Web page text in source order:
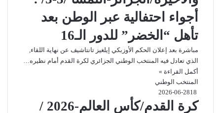
أجواء احتفالية عبر الوطن بعد
تأهل “الخضر” للدور الـ16
مباشرة بعد إعلان الحكم الأوزبكي إيلغيز تانتاشيف عن نهاية اللقاء,
الذي تعادل فيه المنتخب الوطني الجزائري لكرة القدم أمام نظيره…
أكمل القراءة »
المنتخب الوطني
2026-06-28
كرة القدم/كأس العالم-2026 /